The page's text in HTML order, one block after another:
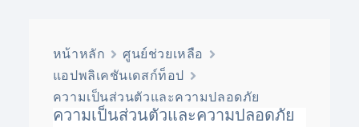
หน้าหลัก
ศูนย์ช่วยเหลือ
แอปพลิเคชันเดสก์ท็อป
ความเป็นส่วนตัวและความปลอดภัย
ความเป็นส่วนตัวและความปลอดภัย